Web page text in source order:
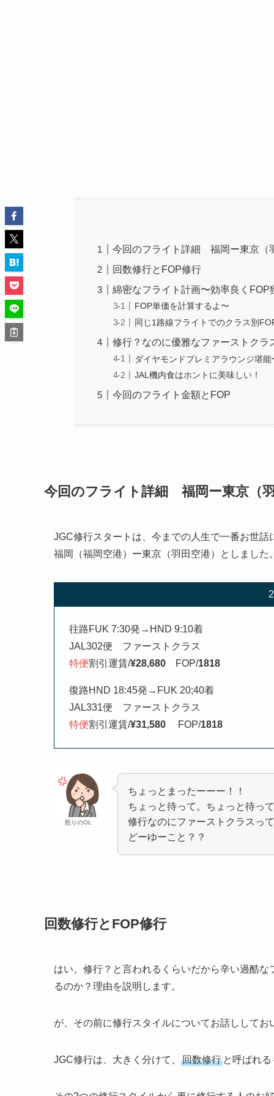
今回のフライト詳細 福岡ー東京（
回数修行とFOP修行
綿密なフライト計画〜効率良くFOP
FOP単価を計算するよ〜
同じ1路線フライトでのクラス別
修行？なのに優雅なファーストクラ
ダイヤモンドプレミアラウンジ堪能
JAL機内食はホントに美味しい！
今回のフライト金額とFOP
今回のフライト詳細 福岡ー東京（羽
JGC修行スタートは、今までの人生で一番お世話
福岡（福岡空港）ー東京（羽田空港）としました。
往路FUK 7:30発→HND 9:10着
JAL302便 ファーストクラス
特便割引運賃/¥28,680 FOP/1818
復路HND 18:45発→FUK 20;40着
JAL331便 ファーストクラス
特便割引運賃/¥31,580 FOP/1818
怒りのOL
ちょっとまったーーー！！
ちょっと待って。ちょっと待って
修行なのにファーストクラスって
どーゆーこと？？
回数修行とFOP修行
はい。修行？と言われるくらいだから辛い過酷
るのか？理由を説明します。
が、その前に修行スタイルについてお話ししてお
JGC修行は、大きく分けて、 回数修行 と呼ばれる